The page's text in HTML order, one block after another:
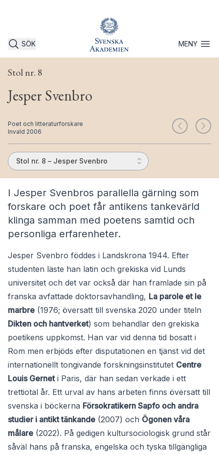
SÖK MENYÖppna
Stol nr. 8
Jesper Svenbro
Poet och litteraturforskare
Invald 2006
Stol nr. 8 – Jesper Svenbro
I Jesper Svenbros parallella gärning som
forskare och poet får antikens tankevärld
klinga samman med poetens samtid och
personliga erfarenheter.
Jesper Svenbro föddes i Landskrona 1944. Efter
studenten läste han latin och grekiska vid Lunds
universitet och det var också där han framlade sin på
franska avfattade doktorsavhandling, La parole et le
marbre (1976; översatt till svenska 2020 under titeln
Dikten och hantverket) som behandlar den grekiska
poetikens uppkomst. Han var vid denna tid bosatt i
Rom men erbjöds efter disputationen en tjänst vid det
internationellt tongivande forskningsinstitutet Centre
Louis Gerneti Paris, där han sedan verkade i ett
trettiotal år. Ett urval av hans arbeten finns översatt till
svenska i böckerna Försokratikern Sapfo och andra
studier i antikt tänkande (2007) och Ögonen våra
målare (2022). På gedigen kultursociologisk grund står
såväl hans på franska, engelska och tyska tillgängliga